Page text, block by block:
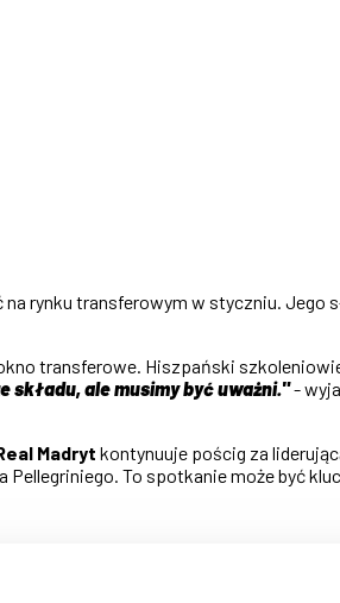
na rynku transferowym w styczniu.
transferowe. Hiszpański
składu, ale musimy być uważni."-
Madryt kontynuuje pościg za
Pellegriniego. To spotkanie może być